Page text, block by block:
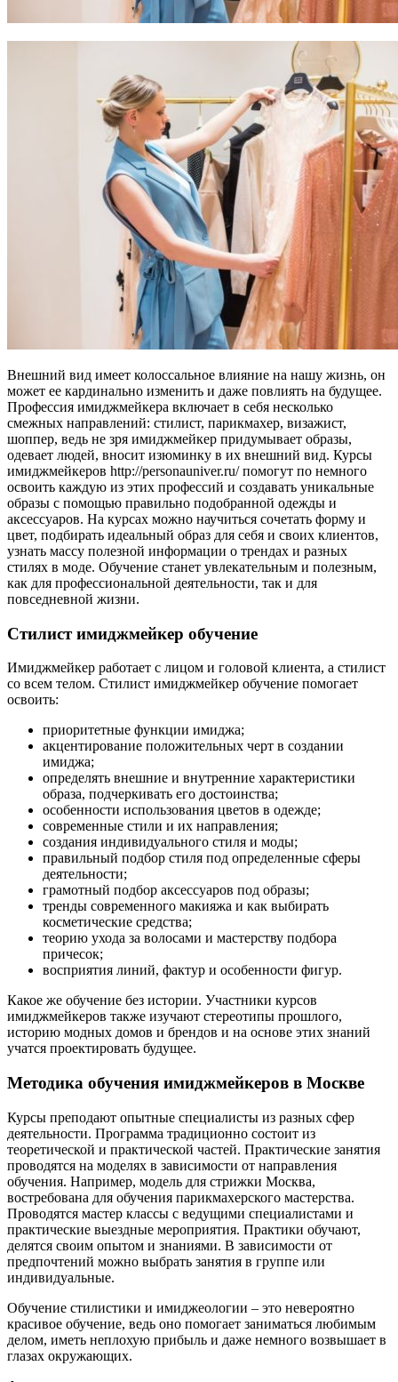
Внешний вид имеет колоссальное влияние на нашу жизнь, он
может ее кардинально изменить и даже повлиять на будущее.
Профессия имиджмейкера включает в себя несколько
смежных направлений: стилист, парикмахер, визажист,
шоппер, ведь не зря имиджмейкер придумывает образы,
одевает людей, вносит изюминку в их внешний вид. Курсы
имиджмейкеров http://personauniver.ru/ помогут по немного
освоить каждую из этих профессий и создавать уникальные
образы с помощью правильно подобранной одежды и
аксессуаров. На курсах можно научиться сочетать форму и
цвет, подбирать идеальный образ для себя и своих клиентов,
узнать массу полезной информации о трендах и разных
стилях в моде. Обучение станет увлекательным и полезным,
как для профессиональной деятельности, так и для
повседневной жизни.
Стилист имиджмейкер обучение
Имиджмейкер работает с лицом и головой клиента, а стилист
со всем телом. Стилист имиджмейкер обучение помогает
освоить:
приоритетные функции имиджа;
акцентирование положительных черт в создании
имиджа;
определять внешние и внутренние характеристики
образа, подчеркивать его достоинства;
особенности использования цветов в одежде;
современные стили и их направления;
создания индивидуального стиля и моды;
правильный подбор стиля под определенные сферы
деятельности;
грамотный подбор аксессуаров под образы;
тренды современного макияжа и как выбирать
косметические средства;
теорию ухода за волосами и мастерству подбора
причесок;
восприятия линий, фактур и особенности фигур.
Какое же обучение без истории. Участники курсов
имиджмейкеров также изучают стереотипы прошлого,
историю модных домов и брендов и на основе этих знаний
учатся проектировать будущее.
Методика обучения имиджмейкеров в Москве
Курсы преподают опытные специалисты из разных сфер
деятельности. Программа традиционно состоит из
теоретической и практической частей. Практические занятия
проводятся на моделях в зависимости от направления
обучения. Например, модель для стрижки Москва,
востребована для обучения парикмахерского мастерства.
Проводятся мастер классы с ведущими специалистами и
практические выездные мероприятия. Практики обучают,
делятся своим опытом и знаниями. В зависимости от
предпочтений можно выбрать занятия в группе или
индивидуальные.
Обучение стилистики и имиджеологии – это невероятно
красивое обучение, ведь оно помогает заниматься любимым
делом, иметь неплохую прибыль и даже немного возвышает в
глазах окружающих.